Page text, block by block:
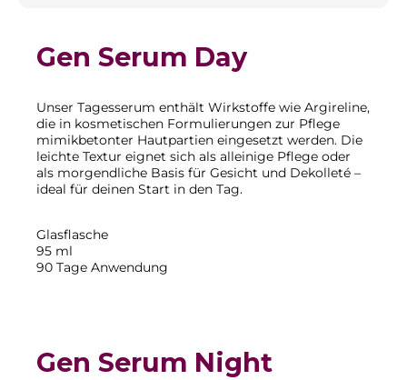
Gen Serum Day
Unser Tagesserum enthält Wirkstoffe wie Argireline,
die in kosmetischen Formulierungen zur Pflege
mimikbetonter Hautpartien eingesetzt werden. Die
leichte Textur eignet sich als alleinige Pflege oder
als morgendliche Basis für Gesicht und Dekolleté –
ideal für deinen Start in den Tag.
Glasflasche
95 ml
90 Tage Anwendung
Gen Serum Night